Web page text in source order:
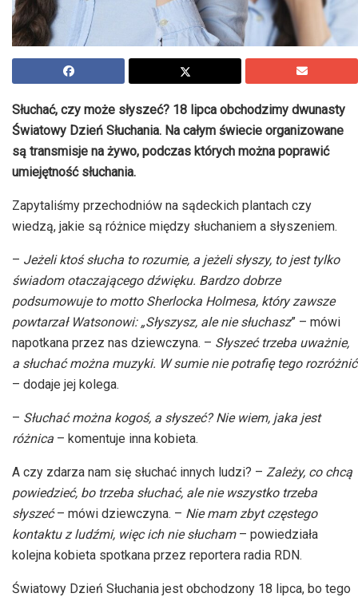
Słuchać, czy może słyszeć? 18 lipca obchodzimy dwunasty
Światowy Dzień Słuchania. Na całym świecie organizowane
są transmisje na żywo, podczas których można poprawić
umiejętność słuchania.
Zapytaliśmy przechodniów na sądeckich plantach czy
wiedzą, jakie są różnice między słuchaniem a słyszeniem.
– Jeżeli ktoś słucha to rozumie, a jeżeli słyszy, to jest tylko
świadom otaczającego dźwięku. Bardzo dobrze
podsumowuje to motto Sherlocka Holmesa, który zawsze
powtarzał Watsonowi: „Słyszysz, ale nie słuchasz” – mówi
napotkana przez nas dziewczyna. – Słyszeć trzeba uważnie,
a słuchać można muzyki. W sumie nie potrafię tego rozróżnić
– dodaje jej kolega.
– Słuchać można kogoś, a słyszeć? Nie wiem, jaka jest
różnica – komentuje inna kobieta.
A czy zdarza nam się słuchać innych ludzi? – Zależy, co chcą
powiedzieć, bo trzeba słuchać, ale nie wszystko trzeba
słyszeć– mówi dziewczyna. – Nie mam zbyt częstego
kontaktu z ludźmi, więc ich nie słucham– powiedziała
kolejna kobieta spotkana przez reportera radia RDN.
Światowy Dzień Słuchania jest obchodzony 18 lipca, bo tego